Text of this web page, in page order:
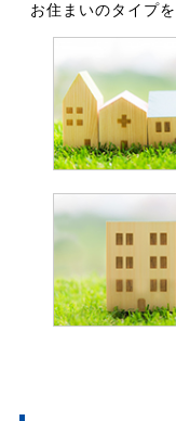
お住まいのタイプ